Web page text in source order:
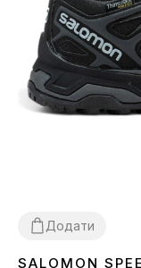
Додати
SALOMON